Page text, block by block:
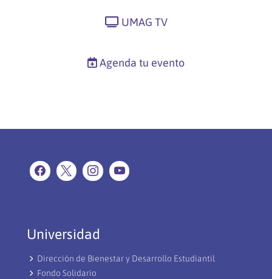
UMAG TV
Agenda tu evento
Universidad
Dirección de Bienestar y Desarrollo Estudiantil
Fondo Solidario